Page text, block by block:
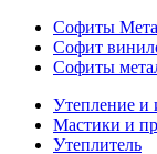
Софиты
Софит
Софиты
Утепление и
Мастики и
Утеплитель